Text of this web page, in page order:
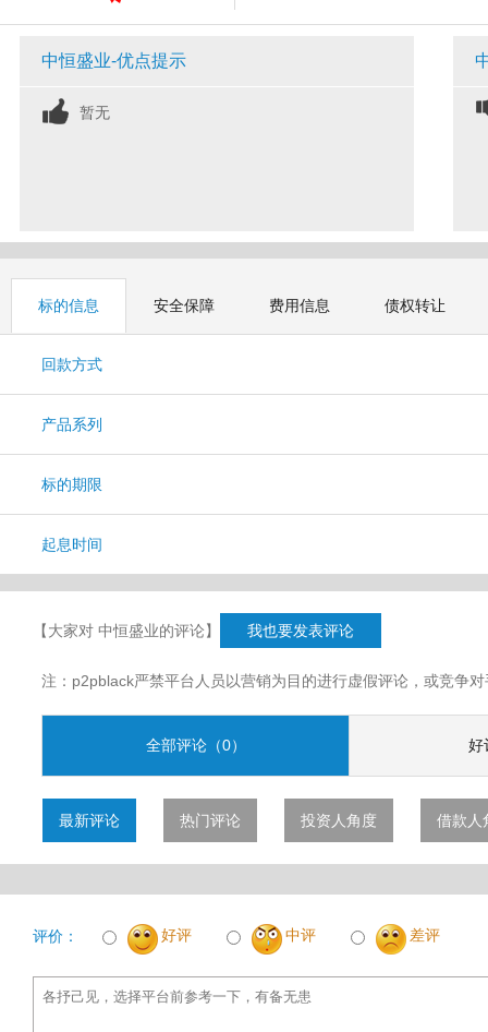
中恒盛业-优点提示
暂无
标的信息 安全保障 费用信息 债权转让
回款方式
产品系列
标的期限
起息时间
【大家对 中恒盛业的评论】 我也要发表评论
注：p2pblack严禁平台人员以营销为目的进行虚假评论，或竞争
全部评论（0） 好
最新评论 热门评论 投资人角度 借款人
评价： 好评 中评 差评